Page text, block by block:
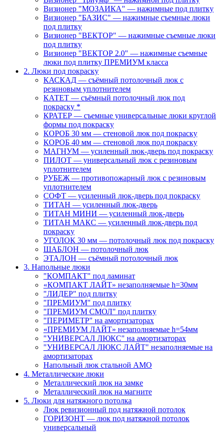
Визионер "МОЗАИКА" — нажимные под плитку
Визионер "БАЗИС" — нажимные съемные люки
под плитку
Визионер "ВЕКТОР" — нажимные съемные люки
под плитку
Визионер "ВЕКТОР 2.0" — нажимные съемные
люки под плитку ПРЕМИУМ класса
2. Люки под покраску
КАСКАД — съёмный потолочный люк с
резиновым уплотнителем
КАТЕТ — съёмный потолочный люк под
покраску *
КРАТЕР — съемные универсальные люки круглой
формы под покраску
КОРОБ 30 мм — стеновой люк под покраску
КОРОБ 40 мм — стеновой люк под покраску
МАГНУМ — усиленный люк-дверь под покраску
ПИЛОТ — универсальный люк с резиновым
уплотнителем
РУБЕЖ — противопожарный люк с резиновым
уплотнителем
СОФТ — усиленный люк-дверь под покраску
ТИТАН — усиленный люк-дверь
ТИТАН МИНИ — усиленный люк-дверь
ТИТАН МАКС — усиленный люк-дверь под
покраску
УГОЛОК 30 мм — потолочный люк под покраску
ШАБЛОН — потолочный люк
ЭТАЛОН — съёмный потолочный люк
3. Напольные люки
"КОМПАКТ" под ламинат
«КОМПАКТ ЛАЙТ» незаполняемые h=30мм
"ЛИДЕР" под плитку
"ПРЕМИУМ" под плитку
"ПРЕМИУМ СМОЛ" под плитку
"ПЕРИМЕТР" на амортизаторах
«ПРЕМИУМ ЛАЙТ» незаполняемые h=54мм
"УНИВЕРСАЛ ЛЮКС" на амортизаторах
"УНИВЕРСАЛ ЛЮКС ЛАЙТ" незаполняемые на
амортизаторах
Напольный люк стальной АМО
4. Металлические люки
Металлический люк на замке
Металлический люк на магните
5. Люки для натяжного потолка
Люк ревизионный под натяжной потолок
ГОРИЗОНТ — люк под натяжной потолок
универсальный